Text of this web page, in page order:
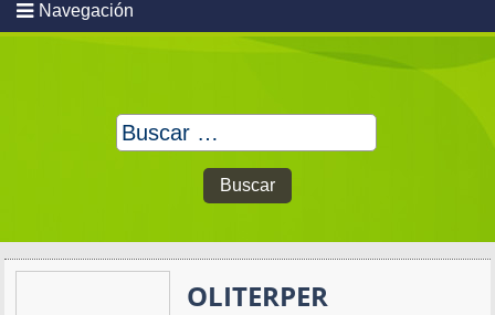
Navegación
Buscar:
OLITERPER